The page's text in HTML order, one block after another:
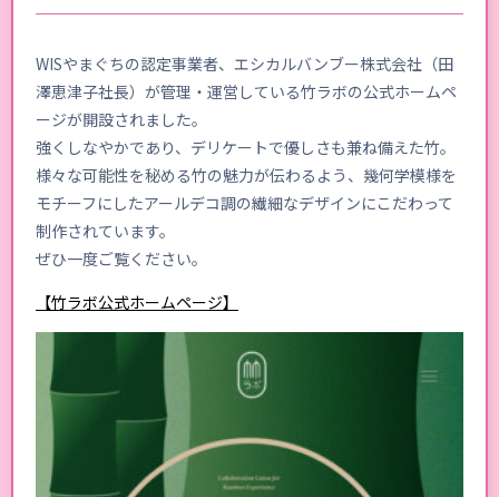
WISやまぐちの認定事業者、エシカルバンブー株式会社（田
澤恵津子社長）が管理・運営している竹ラボの公式ホームペ
ージが開設されました。
強くしなやかであり、デリケートで優しさも兼ね備えた竹。
様々な可能性を秘める竹の魅力が伝わるよう、幾何学模様を
モチーフにしたアールデコ調の繊細なデザインにこだわって
制作されています。
ぜひ一度ご覧ください。
【竹ラボ公式ホームページ】